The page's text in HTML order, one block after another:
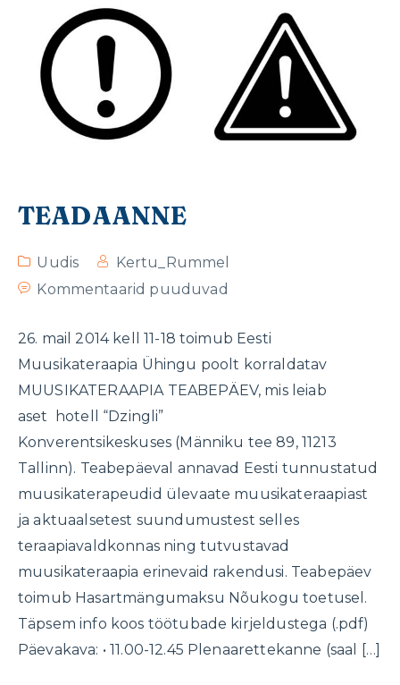
TEADAANNE
Uudis
Kertu_Rummel
Kommentaarid puuduvad
26. mail 2014 kell 11-18 toimub Eesti
Muusikateraapia Ühingu poolt korraldatav
MUUSIKATERAAPIA TEABEPÄEV, mis leiab
aset hotell “Dzingli”
Konverentsikeskuses (Männiku tee 89, 11213
Tallinn). Teabepäeval annavad Eesti tunnustatud
muusikaterapeudid ülevaate muusikateraapiast
ja aktuaalsetest suundumustest selles
teraapiavaldkonnas ning tutvustavad
muusikateraapia erinevaid rakendusi. Teabepäev
toimub Hasartmängumaksu Nõukogu toetusel.
Täpsem info koos töötubade kirjeldustega (.pdf)
Päevakava: • 11.00-12.45 Plenaarettekanne (saal […]